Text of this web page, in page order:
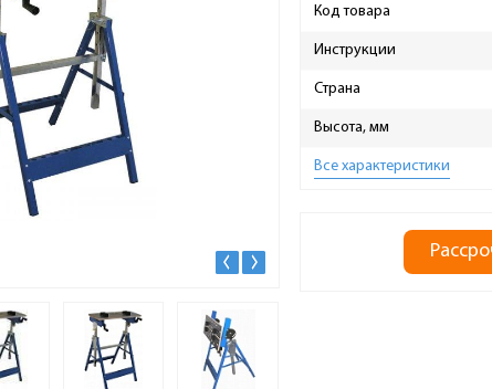
Код товара
Инструкции
Страна
Высота, мм
Все характеристики